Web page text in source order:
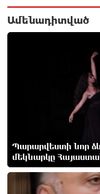
Երևանում և
ընդհատումներ
Ստեփանավանում
ԵԱՏՄ֊ն չի
Հայաստանի
Արշակ
ԱՄՆ վերաքննիչ
Թրամփի 400
Սպիտակ տան
նախագիծը
Ամենադիտված
Պարարվեստի նոր
մեկնարկը
1